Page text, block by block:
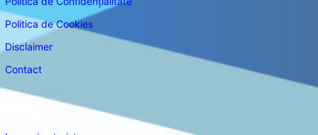
Politica de Cookies
Disclaimer
Contact